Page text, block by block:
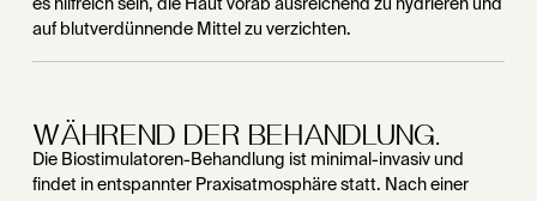
es hilfreich sein, die Haut vorab ausreichend zu hydrieren und
auf blutverdünnende Mittel zu verzichten.
WÄHREND DER BEHANDLUNG.
Die Biostimulatoren-Behandlung ist minimal-invasiv und
findet in entspannter Praxisatmosphäre statt. Nach einer